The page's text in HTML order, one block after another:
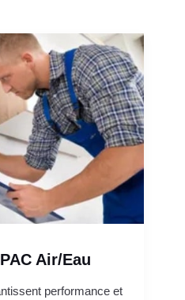
Air/Eau
performance et